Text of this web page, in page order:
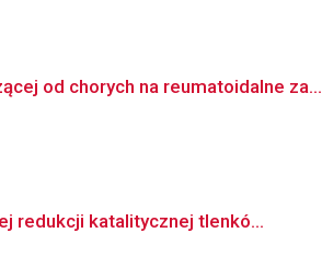
od chorych na reumatoidalne za...
redukcji katalitycznej tlenkó...